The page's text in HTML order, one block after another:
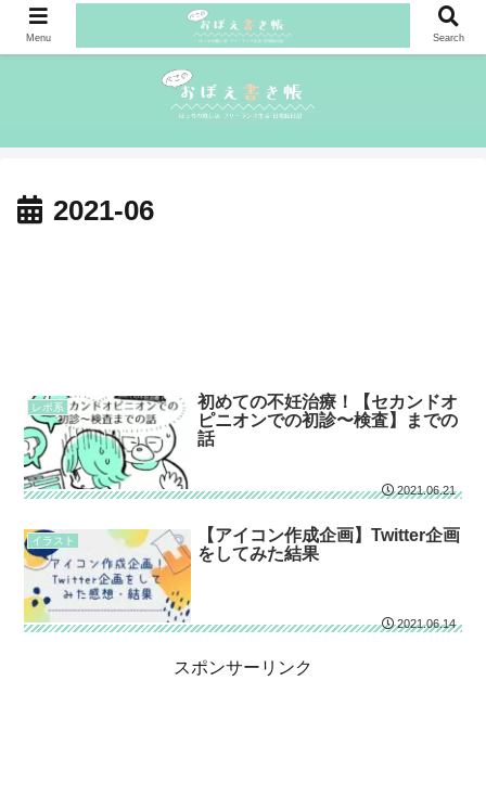
2021-06
レポ系
初めての不妊治療！【セカンドオ
ピニオンでの初診〜検査】までの
話
2021.06.21
イラスト
【アイコン作成企画】Twitter企画
をしてみた結果
2021.06.14
スポンサーリンク
Menu Search